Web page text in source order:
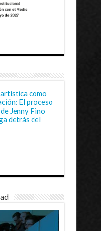
como
El proceso
Jenny Pino
detrás del